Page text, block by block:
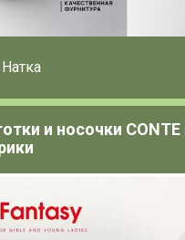
организатора
марки
Натка
и носочки